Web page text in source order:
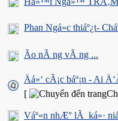
Phan Ngá»c thiáº¿t-
Ão nÃ ng vÃ ng ...
Äá»‘ cÃ¡c báº¡n - Ai
[
Váº«n nhÆ° lÃ ká»·